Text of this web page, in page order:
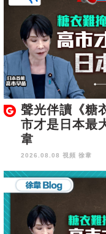
聲光伴讀《糖
市才是日本最
韋
2026.08.08 視頻 徐韋